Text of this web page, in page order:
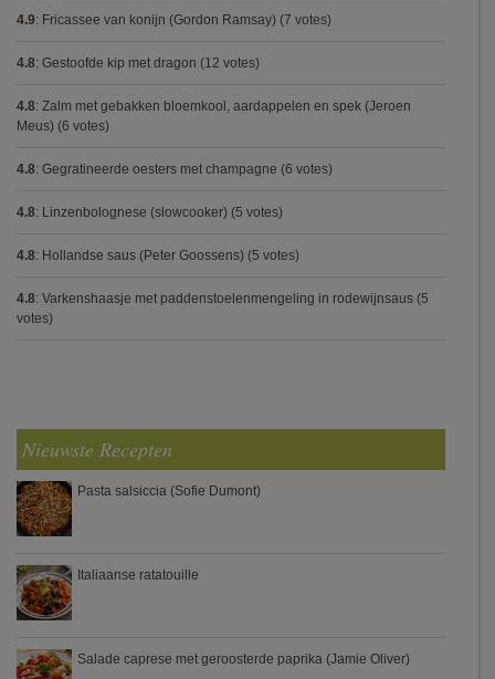
4.9: Fricassee van konijn (Gordon Ramsay) (7 votes)
4.8: Gestoofde kip met dragon (12 votes)
4.8: Zalm met gebakken bloemkool, aardappelen en spek (Jeroen
Meus) (6 votes)
4.8: Gegratineerde oesters met champagne (6 votes)
4.8: Linzenbolognese (slowcooker) (5 votes)
4.8: Hollandse saus (Peter Goossens) (5 votes)
4.8: Varkenshaasje met paddenstoelenmengeling in rodewijnsaus (5
votes)
Nieuwste Recepten
Pasta salsiccia (Sofie Dumont)
Italiaanse ratatouille
Salade caprese met geroosterde paprika (Jamie Oliver)